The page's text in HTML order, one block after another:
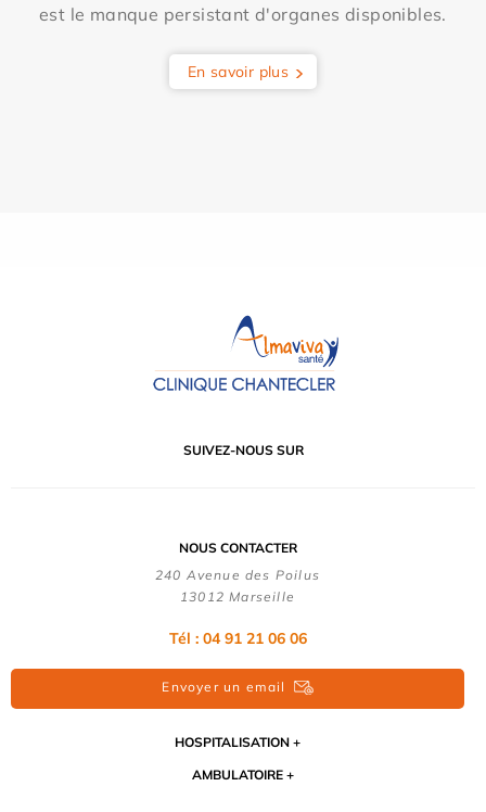
est le manque persistant d'organes disponibles.
En savoir plus
SUIVEZ-NOUS SUR
NOUS CONTACTER
240 Avenue des Poilus
13012 Marseille
Tél : 04 91 21 06 06
Envoyer un email
HOSPITALISATION
AMBULATOIRE